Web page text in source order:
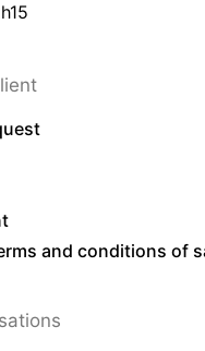
and conditions of